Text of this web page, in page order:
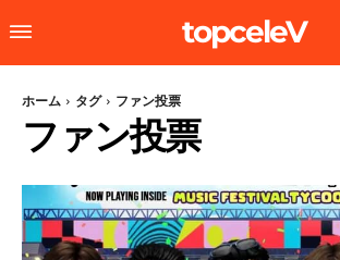
topceleV
ホーム タグ ファン投票
ファン投票